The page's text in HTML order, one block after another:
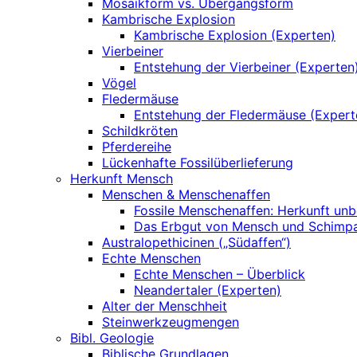
Mosaikform vs. Übergangsform
Kambrische Explosion
Kambrische Explosion (Experten)
Vierbeiner
Entstehung der Vierbeiner (Experten)
Vögel
Fledermäuse
Entstehung der Fledermäuse
Schildkröten
Pferdereihe
Lückenhafte Fossilüberlieferung
Herkunft Mensch
Menschen & Menschenaffen
Fossile Menschenaffen: Herkunft
Das Erbgut von Mensch und
Australopethicinen („Südaffen“)
Echte Menschen
Echte Menschen – Überblick
Neandertaler (Experten)
Alter der Menschheit
Steinwerkzeugmengen
Bibl. Geologie
Biblische Grundlagen